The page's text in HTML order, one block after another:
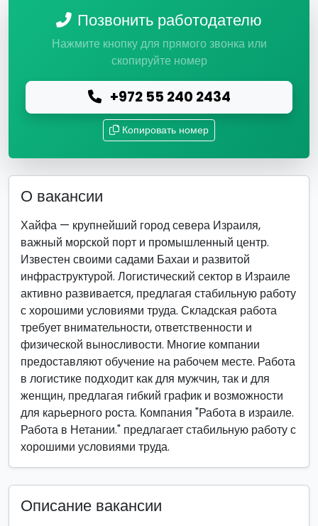
Позвонить работодателю
Нажмите кнопку для прямого звонка или
скопируйте номер
+972 55 240 2434
Копировать номер
О вакансии
Хайфа — крупнейший город севера Израиля,
важный морской порт и промышленный центр.
Известен своими садами Бахаи и развитой
инфраструктурой. Логистический сектор в Израиле
активно развивается, предлагая стабильную работу
с хорошими условиями труда. Складская работа
требует внимательности, ответственности и
физической выносливости. Многие компании
предоставляют обучение на рабочем месте. Работа
в логистике подходит как для мужчин, так и для
женщин, предлагая гибкий график и возможности
для карьерного роста. Компания "Работа в израиле.
Работа в Нетании." предлагает стабильную работу с
хорошими условиями труда.
Описание вакансии